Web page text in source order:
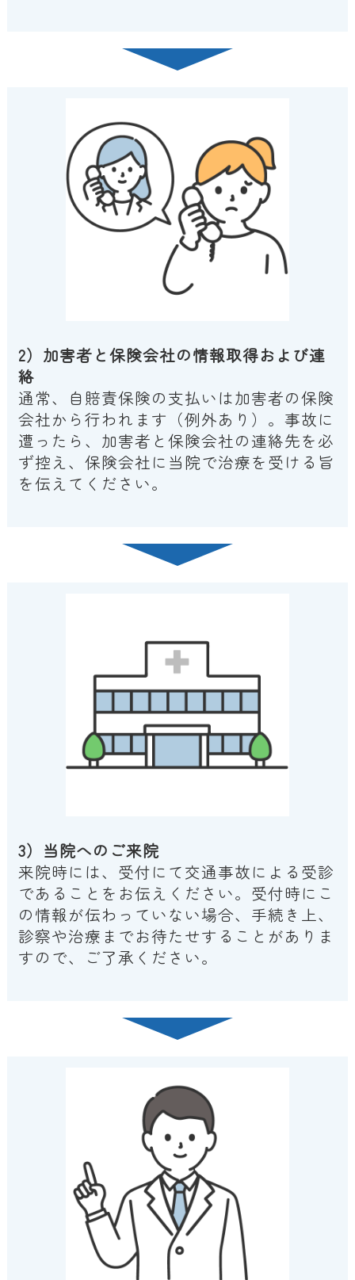
2）加害者と保険会社の情報取得および連
絡
通常、自賠責保険の支払いは加害者の保険
会社から行われます（例外あり）。事故に
遭ったら、加害者と保険会社の連絡先を必
ず控え、保険会社に当院で治療を受ける旨
を伝えてください。
3）当院へのご来院
来院時には、受付にて交通事故による受診
であることをお伝えください。受付時にこ
の情報が伝わっていない場合、手続き上、
診察や治療までお待たせすることがありま
すので、ご了承ください。